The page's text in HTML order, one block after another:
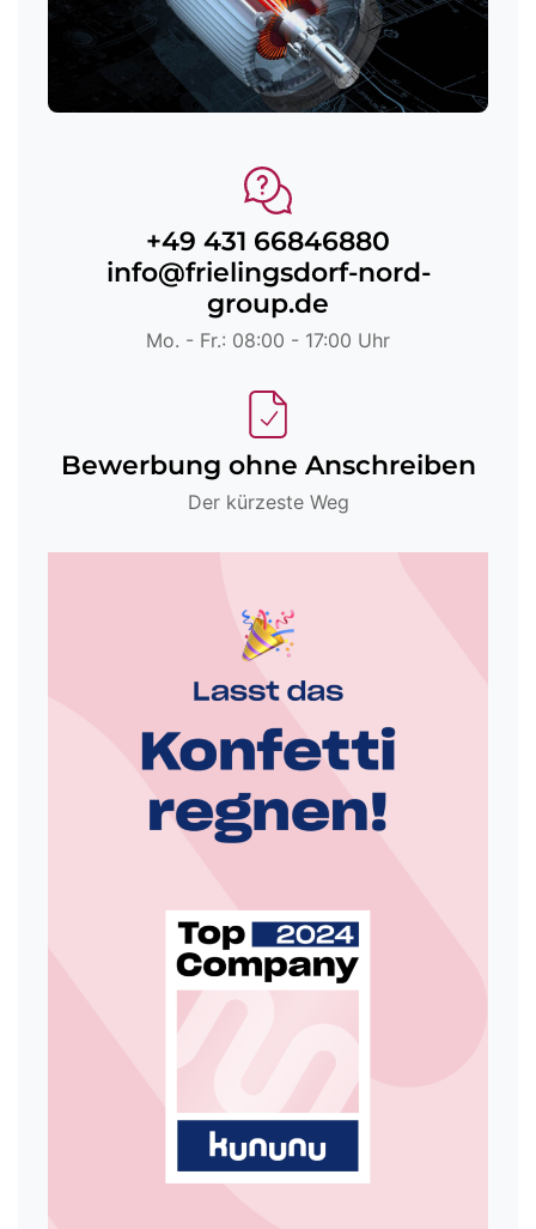
+49 431 66846880
info@frielingsdorf-nord-
group.de
Mo. - Fr.: 08:00 - 17:00 Uhr
Bewerbung ohne Anschreiben
Der kürzeste Weg